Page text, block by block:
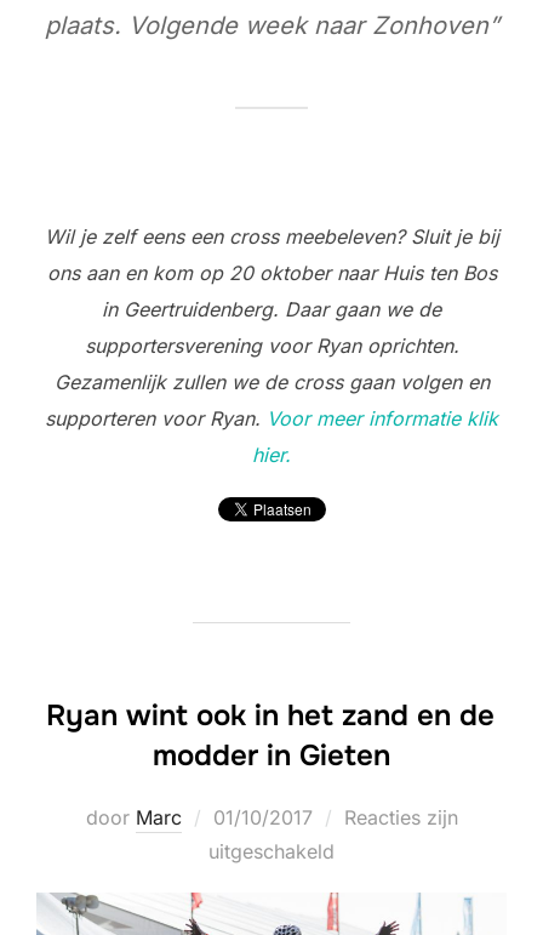
plaats. Volgende week naar Zonhoven”
Wil je zelf eens een cross meebeleven? Sluit je bij
ons aan en kom op 20 oktober naar Huis ten Bos
in Geertruidenberg. Daar gaan we de
supportersverening voor Ryan oprichten.
Gezamenlijk zullen we de cross gaan volgen en
supporteren voor Ryan. Voor meer informatie klik
hier.
Ryan wint ook in het zand en de
modder in Gieten
door Marc
Geplaatst
op
01/10/2017
Reacties zijn
uitgeschakeld